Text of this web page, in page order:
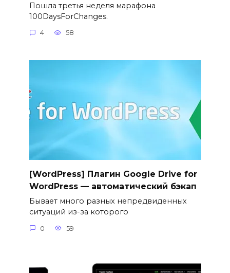
Пошла третья неделя марафона
100DaysForChanges.
4 58
[WordPress] Плагин Google Drive for
WordPress — автоматический бэкап
Бывает много разных непредвиденных
ситуаций из-за которого
0 59